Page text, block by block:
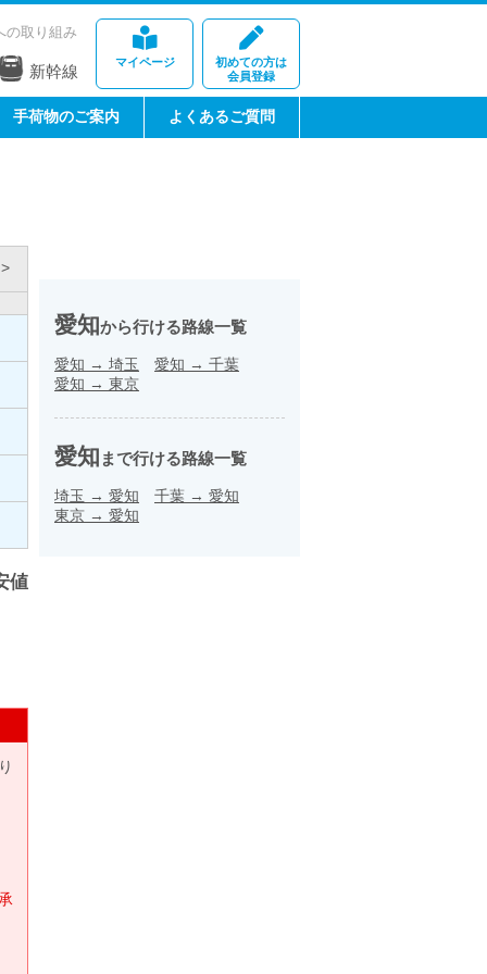
マイページ
初めての方は
会員登録
の取り組み
新幹線
手荷物のご案内 よくあるご質問
値
愛知から行ける路線一覧
愛知 → 埼玉 愛知 → 千葉
愛知 → 東京
愛知 まで行ける路線一覧
埼玉 → 愛知 千葉 → 愛知
東京 → 愛知